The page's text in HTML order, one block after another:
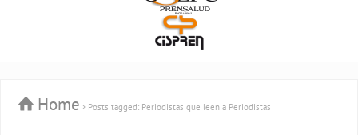
Home Posts tagged: Periodistas que leen a Periodistas